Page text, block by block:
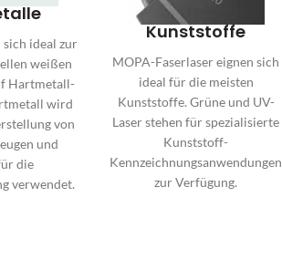
sich ideal zur
weißen
Hartmetall-
wird
von
und
die
verwendet.
Kunststoffe
MOPA-Faserlaser eignen sich
ideal für die meisten
Kunststoffe. Grüne und UV-
Laser stehen für spezialisierte
Kunststoff-
Kennzeichnungsanwendungen
zur Verfügung.